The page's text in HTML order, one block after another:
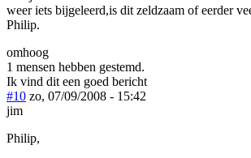
weer iets bijgeleerd,is dit zeldzaam of eerder
Philip.
omhoog
1 mensen hebben gestemd.
Ik vind dit een goed bericht
#10 zo, 07/09/2008 - 15:42
jim
Philip,